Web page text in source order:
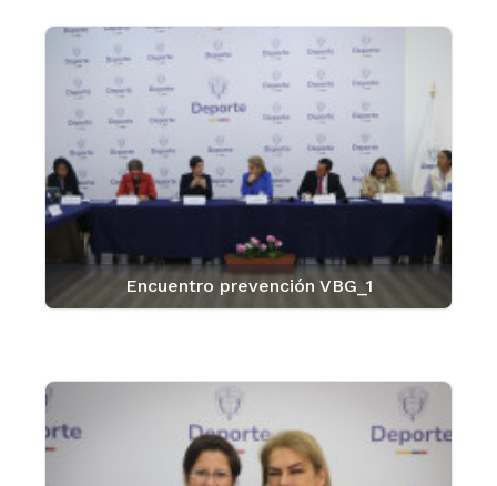
Encuentro prevención VBG_1